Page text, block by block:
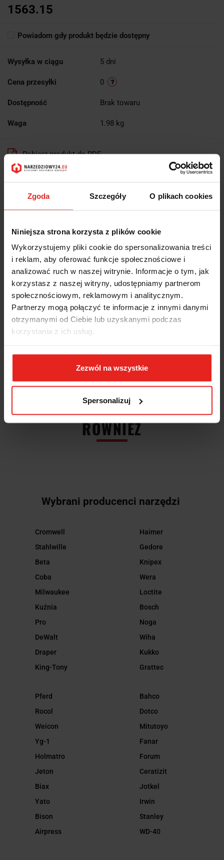
Zgoda Szczegóły O plikach cookies
Niniejsza strona korzysta z plików cookie
Wykorzystujemy pliki cookie do spersonalizowania treści
i reklam, aby oferować funkcje społecznościowe i
analizować ruch w naszej witrynie. Informacje o tym, jak
korzystasz z naszej witryny, udostępniamy partnerom
społecznościowym, reklamowym i analitycznym.
Partnerzy mogą połączyć te informacje z innymi danymi
otrzymanymi od Ciebie lub uzyskanymi podczas
korzystania z ich usług.
Zezwól na wszystkie
Spersonalizuj
1563.15
Powiadom gdy produkt będzie dostępny
Wysyłka w ciągu 5 dni
Cena przesyłki 0
Dostępność Brak towaru
Waga 1.98 kg
Pobierz produkt do PDF
OPIS
INFORMACJE DOT.
BEZPIECZEŃSTWA
OPINIE I OCENY (0)
- Dwie lampy, każda o długości 1m, połączone ze sobą - Łatwe do
zamocowania pod szafką wiszącą za pomocą pary magnesów -
1300lumenów
INNI KLIENCI KUPILI
RÓWNIEŻ
Wybrani producenci narzędzi
Cromwell
Stahlwille
Beta
Coba
Milwaukee
Kuźnia
Pro
DeWalt
Draper
King-Tony
Haimer
Gedore
Knipex
Wera
Loctite
Bosch
Noga
Wiha
Kukko
Grattec
Pferd
Rocol
Weicon
Yg-1
Holmatro
Jeton
Biax
Yato
Bison
Airpress
Bahco
Dotco
Mitutoyo
Fanar
Forum
Ceratizit
Jotkel
Irwin
Stanley
WD-40